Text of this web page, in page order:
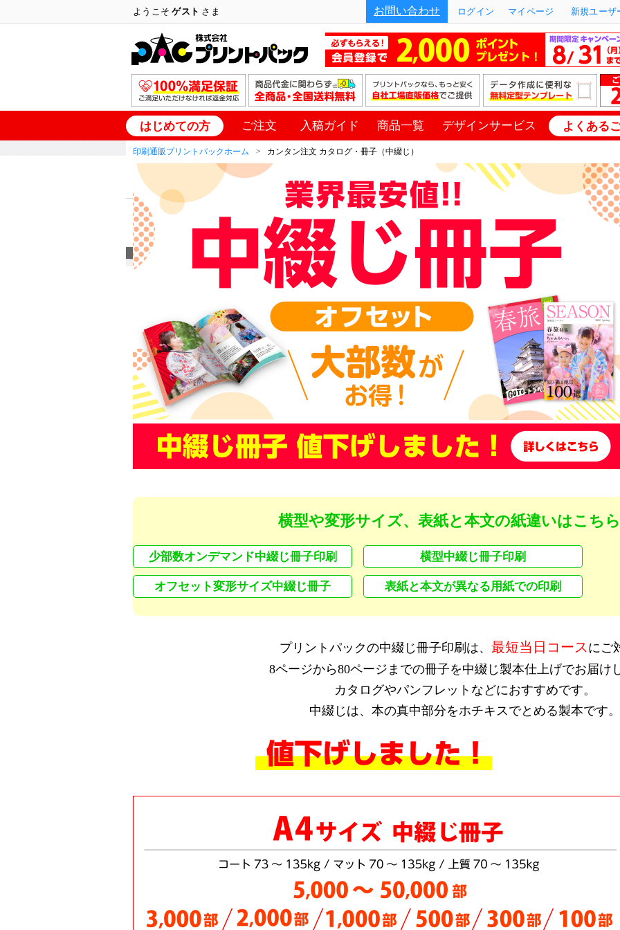
ようこそゲスト さま お問い合わせ ログイン マイページ 新規ユーザ
はじめての方 ご注文 入稿ガイド 商品一覧 デザインサービス よくある
印刷通販プリントパックホーム カンタン注文 カタログ・冊子（中綴じ）
横型や変形サイズ、表紙と本文の紙違いはこち
少部数オンデマンド中綴じ冊子印刷 横型中綴じ冊子印刷
オフセット変形サイズ中綴じ冊子 表紙と本文が異なる用紙での印刷
プリントパックの中綴じ冊子印刷は、 最短当日コース にご
8ページから80ページまでの冊子を中綴じ製本仕上げでお届け
カタログやパンフレットなどにおすすめです。
中綴じは、本の真中部分をホチキスでとめる製本です。